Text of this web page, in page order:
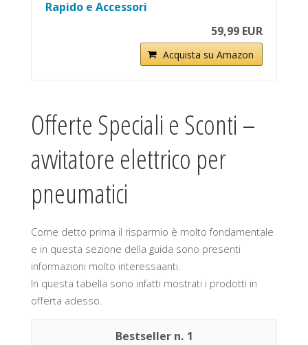
Rapido e Accessori
59,99 EUR
Acquista su Amazon
Offerte Speciali e Sconti –
avvitatore elettrico per
pneumatici
Come detto prima il risparmio è molto fondamentale
e in questa sezione della guida sono presenti
informazioni molto interessaanti.
In questa tabella sono infatti mostrati i prodotti in
offerta adesso.
1